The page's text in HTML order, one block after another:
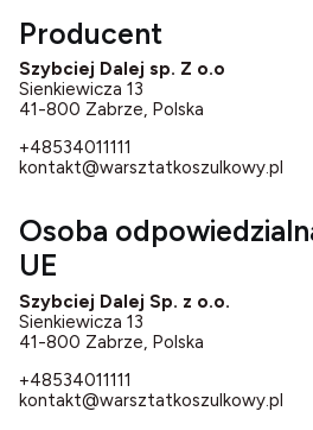
Producent
Szybciej Dalej sp. Z o.o
Sienkiewicza 13
41-800 Zabrze, Polska
+48534011111
kontakt@warsztatkoszulkowy.pl
Osoba
UE
Szybciej Dalej Sp. z o.o.
Sienkiewicza 13
41-800 Zabrze, Polska
+48534011111
kontakt@warsztatkoszulkowy.pl